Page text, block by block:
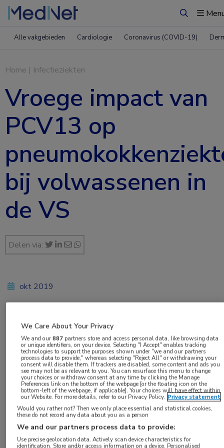
Zoeken
Alle vakgebieden Cardiologie Coronavirus (COVID-19)
Home | Infectieziekten
Vroege impact van
PCV13 op
bij volwassenen in
de VS
Delen via:
okt 2019
Vakgebieden:
Infectieziekten
Aandachtsgebieden:
Vaccinatie
Tags:
pneumokokken
We Care About Your Privacy
We and our887partners store and access personal data, like browsing data
or unique identifiers, on your device. Selecting "I Accept" enables tracking
technologies to support the purposes shown under "we and our partners
process data to provide," whereas selecting "Reject All" or withdrawing your
consent will disable them. If trackers are disabled, some content and ads you
see may not be as relevant to you. You can resurface this menu to change
your choices or withdraw consent at any time by clicking the Manage
Preferences link on the bottom of the webpage [or the floating icon on the
bottom-left of the webpage, if applicable]. Your choices will have effect within
our Website. For more details, refer to our Privacy Policy. Privacy statement
Would you rather not? Then we only place essential and statistical cookies,
these do not record any data about you as a person
We and our partners process data to provide:
Use precise geolocation data. Actively scan device characteristics for
identification. Store and/or access information on a device. Personalised